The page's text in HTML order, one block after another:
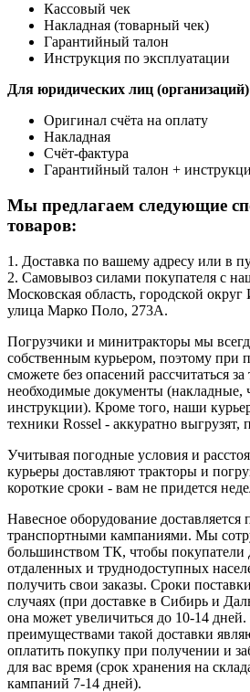
Кассовый чек
Накладная (товарный чек)
Гарантийный талон
Инструкция по эксплуатации
Для юридических лиц (организаций)
Оригинал счёта на оплату
Накладная
Счёт-фактура
Гарантийный талон +
Мы предлагаем следующие
товаров:
1. Доставка по вашему адресу или в
2. Самовывоз силами покупателя с
Московская область, городской
улица Марко Поло, 273А.
Погрузчики и минитракторы мы
собственным курьером, поэтому при
сможете без опасений рассчитаться
необходимые документы
инструкции). Кроме того, наши
техники Rossel - аккуратно выгрузят,
Учитывая погодные условия и
курьеры доставляют тракторы и
короткие сроки - вам не придется
Навесное оборудование
транспортными кампаниями. Мы
большинством ТК, чтобы покупатели
отдаленных и труднодоступных
получить свои заказы. Сроки
случаях (при доставке в Сибирь и
она может увеличиться до 10-14
преимуществами такой доставки
оплатить покупку при получении и
для вас время (срок хранения на
кампаний 7-14 дней).